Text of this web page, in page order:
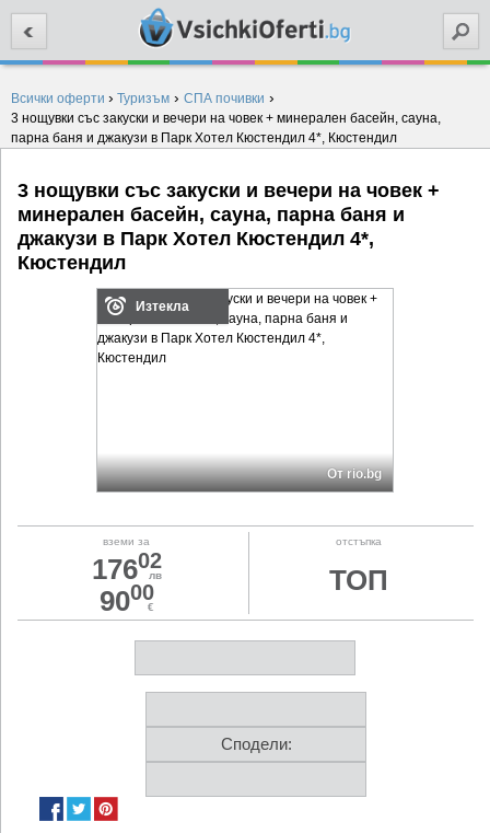
Всички оферти › Туризъм › СПА почивки ›
3 нощувки със закуски и вечери на човек + минерален басейн, сауна,
парна баня и джакузи в Парк Хотел Кюстендил 4*, Кюстендил
3 нощувки със закуски и вечери на човек +
минерален басейн, сауна, парна баня и
джакузи в Парк Хотел Кюстендил 4*,
Кюстендил
Изтекла
От rio.bg
вземи за
17602
лв
9000
€
отстъпка
ТОП
Сподели: